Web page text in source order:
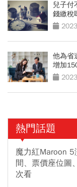
兒子付
錢繳稅
他為省
增加
熱門話題
魔力紅Maroon
間、票價座位圖
次看